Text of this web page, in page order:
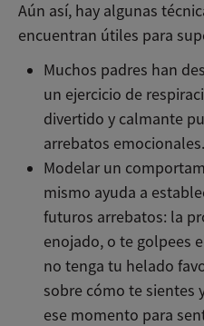
Aún así, hay algunas
encuentran útiles para
Muchos padres han
un ejercicio de
divertido y calmante
arrebatos emocionales.
Modelar un
mismo ayuda a
futuros arrebatos: la
enojado, o te golpees
no tenga tu helado
sobre cómo te sientes
ese momento para